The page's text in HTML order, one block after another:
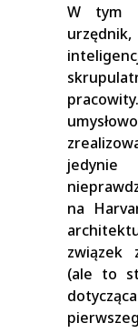
W tym
jedynie
na
związek
(ale to